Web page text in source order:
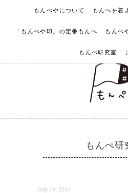
もんぺやについて もんぺを着
「もんぺや印」の定番もんぺ もんぺ
もんぺ研究室
もんぺ研
Sep 19, 2014